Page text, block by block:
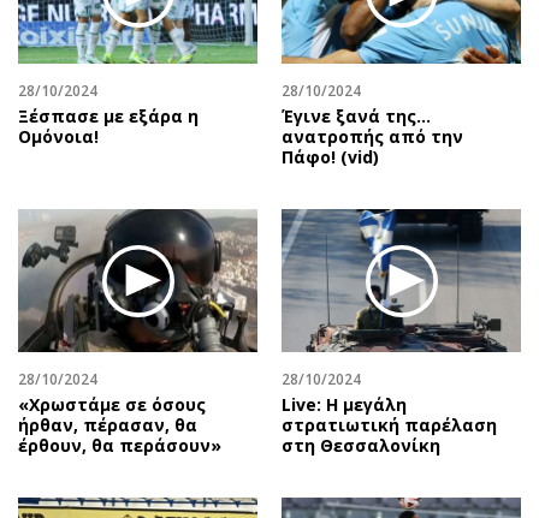
28/10/2024
Ξέσπασε με εξάρα η
Ομόνοια!
28/10/2024
Έγινε ξανά της…
ανατροπής από την
Πάφο! (vid)
28/10/2024
«Χρωστάμε σε όσους
ήρθαν, πέρασαν, θα
έρθουν, θα περάσουν»
28/10/2024
Live: Η μεγάλη
στρατιωτική παρέλαση
στη Θεσσαλονίκη